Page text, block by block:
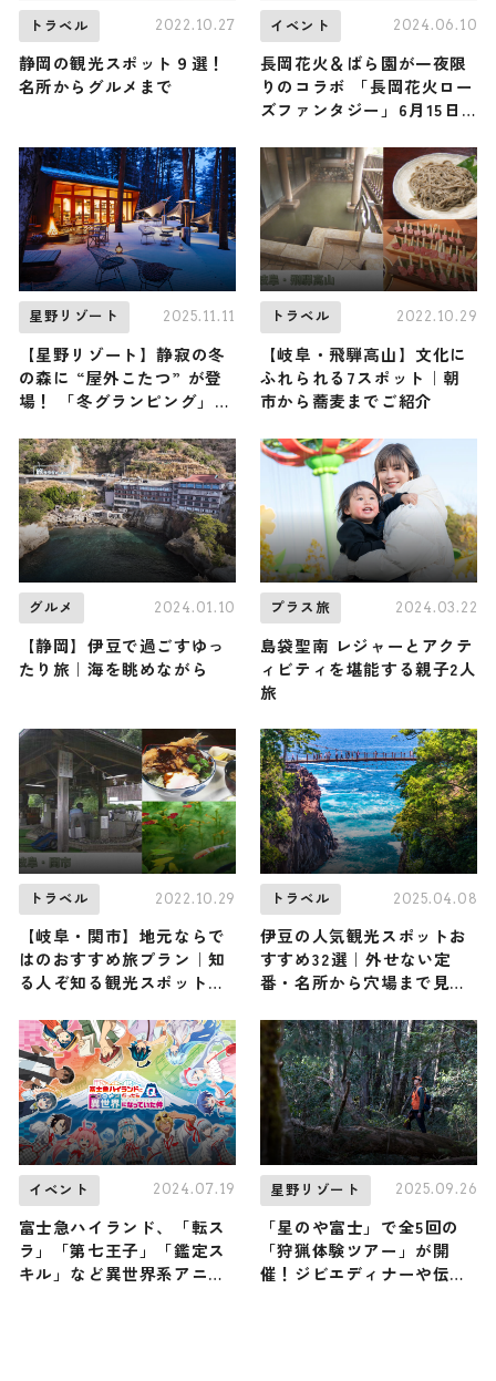
トラベル 2022.10.27
静岡の観光スポット９選！
名所からグルメまで
イベント 2024.06.10
長岡花火＆ばら園が一夜限
りのコラボ 「長岡花火ロー
ズファンタジー」6月15日
星野リゾート 2025.11.11
【星野リゾート】静寂の冬
の森に “屋外こたつ” が登
場！ 「冬グランピング」で
山梨・星のや富士
トラベル 2022.10.29
【岐阜・飛騨高山】文化に
ふれられる7スポット｜朝
市から蕎麦までご紹介
グルメ 2024.01.10
【静岡】伊豆で過ごすゆっ
たり旅｜海を眺めながら
プラス旅 2024.03.22
島袋聖南 レジャーとアクテ
ィビティを堪能する親子2人
旅
トラベル 2022.10.29
【岐阜・関市】地元ならで
はのおすすめ旅プラン｜知
る人ぞ知る観光スポットを
トラベル 2025.04.08
伊豆の人気観光スポットお
すすめ32選｜外せない定
番・名所から穴場まで見ど
イベント 2024.07.19
富士急ハイランド、「転ス
ラ」「第七王子」「鑑定ス
キル」など異世界系アニメ5
星野リゾート 2025.09.26
「星のや富士」で全5回の
「狩猟体験ツアー」が開
催！ジビエディナーや伝統